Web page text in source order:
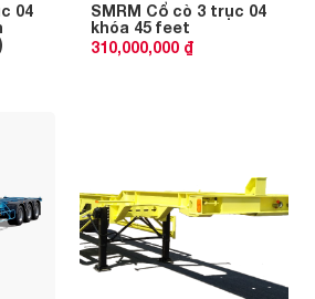
04
SMRM Cổ cò 3 trục 04
khóa 45 feet
310,000,000 ₫